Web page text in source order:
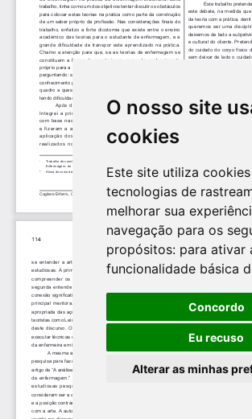
O nosso site
cookies
Este site utiliza
tecnologias de
melhorar sua
navegação para os
propósitos: para ativar
funcionalidade básica
Concordo
Eu recuso
Alterar as minhas